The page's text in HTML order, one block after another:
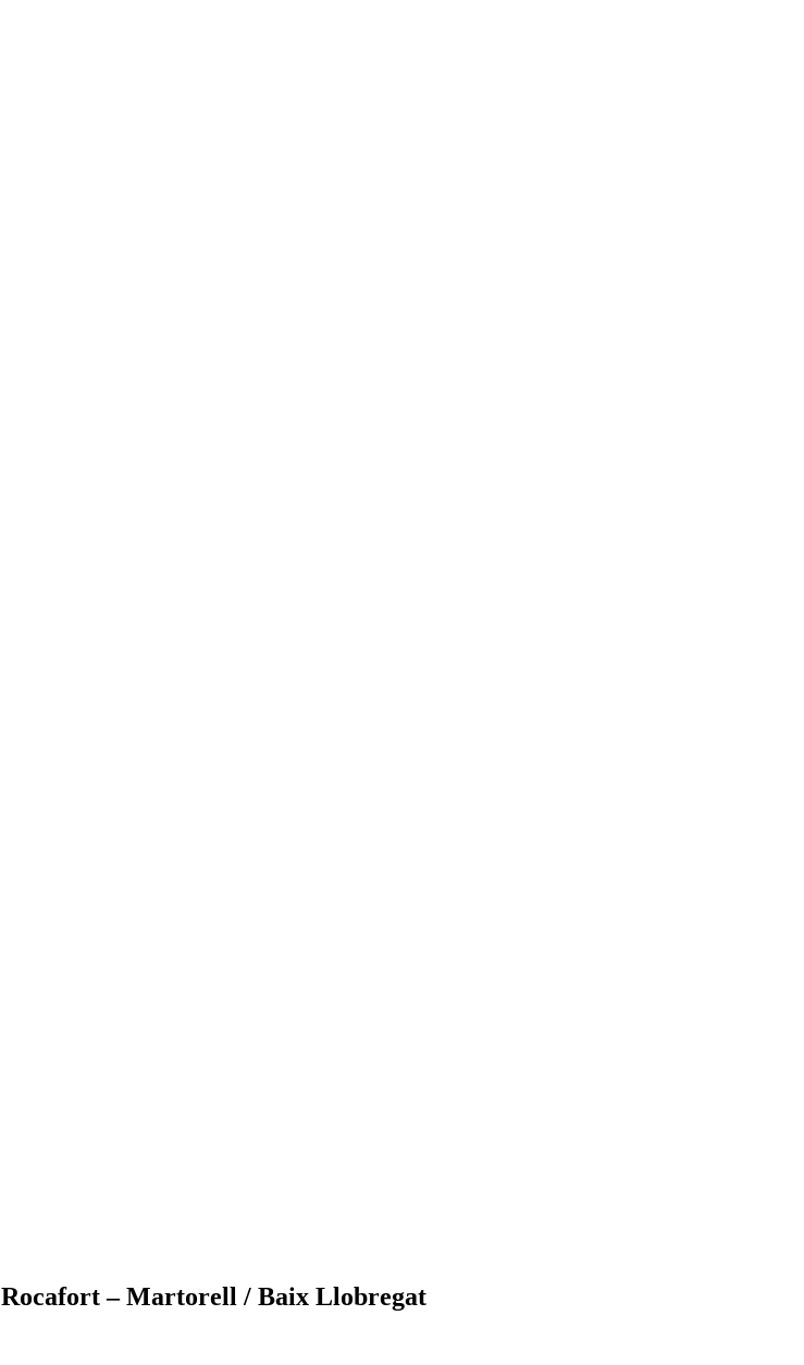
Rocafort – Martorell / Baix Llobregat